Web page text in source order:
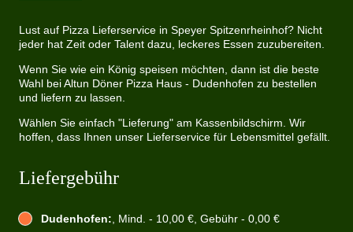
Lust auf Pizza Lieferservice in Speyer Spitzenrheinhof? Nicht
jeder hat Zeit oder Talent dazu, leckeres Essen zuzubereiten.
Wenn Sie wie ein König speisen möchten, dann ist die beste
Wahl bei Altun Döner Pizza Haus - Dudenhofen zu bestellen
und liefern zu lassen.
Wählen Sie einfach "Lieferung" am Kassenbildschirm. Wir
hoffen, dass Ihnen unser Lieferservice für Lebensmittel gefällt.
Liefergebühr
Dudenhofen:, Mind. - 10,00 €, Gebühr - 0,00 €